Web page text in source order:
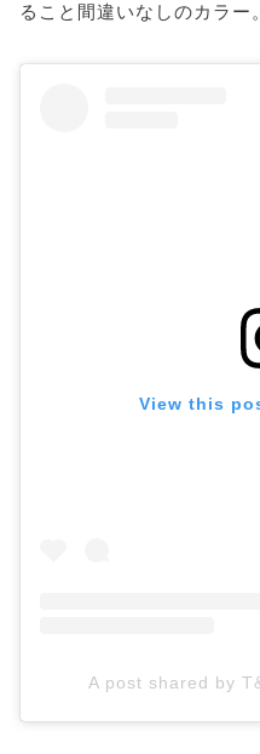
ること間違いなしのカラー。
View this
A post shared by